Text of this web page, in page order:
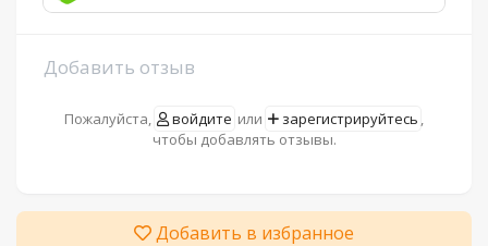
Добавить отзыв
Пожалуйста, войдите или зарегистрируйтесь ,
чтобы добавлять отзывы.
Добавить в избранное